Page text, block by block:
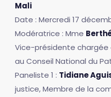
Mali
Date : Mercredi 17
Modératrice : Mme
Vice-présidente chargée
au Conseil National du
Paneliste 1 : Tidiane
justice, Membre de la